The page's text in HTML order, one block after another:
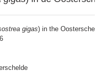
gigas) in the